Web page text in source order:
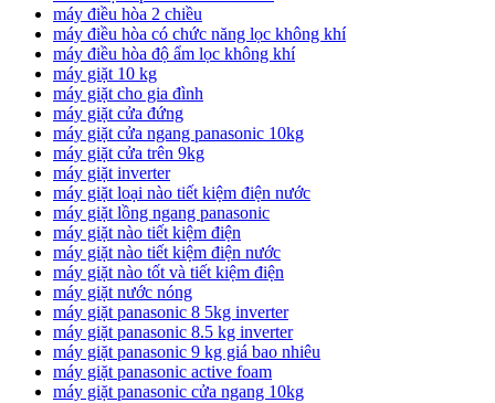
máy điều hòa 2 chiều
máy điều hòa có chức năng lọc không khí
máy điều hòa độ ẩm lọc không khí
máy giặt 10 kg
máy giặt cho gia đình
máy giặt cửa đứng
máy giặt cửa ngang panasonic 10kg
máy giặt cửa trên 9kg
máy giặt inverter
máy giặt loại nào tiết kiệm điện nước
máy giặt lồng ngang panasonic
máy giặt nào tiết kiệm điện
máy giặt nào tiết kiệm điện nước
máy giặt nào tốt và tiết kiệm điện
máy giặt nước nóng
máy giặt panasonic 8 5kg inverter
máy giặt panasonic 8.5 kg inverter
máy giặt panasonic 9 kg giá bao nhiêu
máy giặt panasonic active foam
máy giặt panasonic cửa ngang 10kg